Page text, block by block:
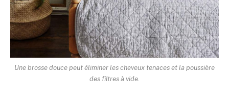
Une brosse douce peut éliminer les cheveux tenaces et la poussière
des filtres à vide.